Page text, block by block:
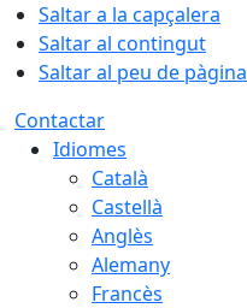
Saltar a la capçalera
Saltar al contingut
Saltar al peu de pàgina
Contactar
Idiomes
Català
Castellà
Anglès
Alemany
Francès